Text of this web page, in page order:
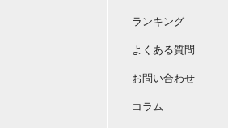
ランキング
よくある質問
お問い合わせ
コラム